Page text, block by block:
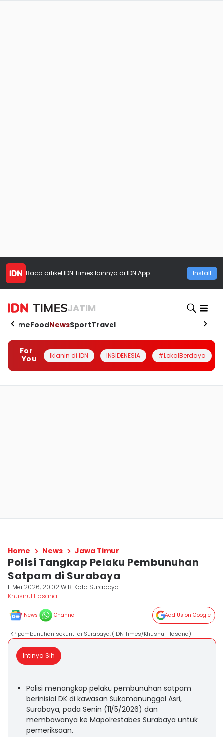
Baca artikel IDN Times lainnya di IDN App Install
JATIM
HomeFoodNewsSportTravel
For
You
Iklanin di IDN INSIDENESIA #LokalBerdaya
Home News Jawa Timur
Polisi Tangkap Pelaku Pembunuhan
Satpam di Surabaya
11 Mei 2026, 20:02 WIB Kota Surabaya
Khusnul Hasana
News Channel Add Us on Google
TKP pembunuhan sekuriti di Surabaya. (IDN Times/Khusnul Hasana)
Intinya Sih
Polisi menangkap pelaku pembunuhan satpam
berinisial DK di kawasan Sukomanunggal Asri,
Surabaya, pada Senin (11/5/2026) dan
membawanya ke Mapolrestabes Surabaya untuk
pemeriksaan.